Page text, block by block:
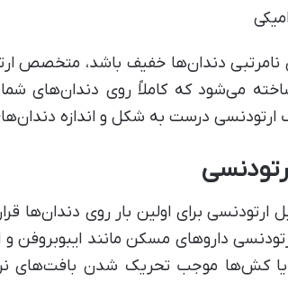
دندان‌ها خفیف باشد، متخصص
می‌شود که کاملاً روی دندان‌های
درست به شکل و اندازه
ارتودنسی برای اولین بار روی
داروهای مسکن مانند ایبوبروفن
یا کش‌ها موجب تحریک شدن بافت‌های